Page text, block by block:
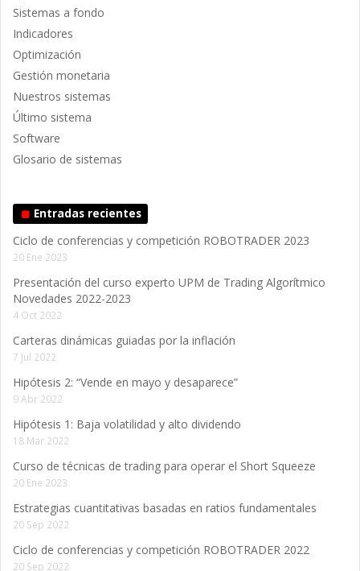
Sistemas a fondo
Indicadores
Optimización
Gestión monetaria
Nuestros sistemas
Último sistema
Software
Glosario de sistemas
Entradas recientes
Ciclo de conferencias y competición ROBOTRADER 2023
20 Ene 2023
Presentación del curso experto UPM de Trading Algorítmico
Novedades 2022-2023
4 Oct 2022
Carteras dinámicas guiadas por la inflación
7 Jul 2022
Hipótesis 2: “Vende en mayo y desaparece”
9 Abr 2022
Hipótesis 1: Baja volatilidad y alto dividendo
18 Mar 2022
Curso de técnicas de trading para operar el Short Squeeze
20 Ene 2023
Estrategias cuantitativas basadas en ratios fundamentales
20 Sep 2022
Ciclo de conferencias y competición ROBOTRADER 2022
20 Sep 2022